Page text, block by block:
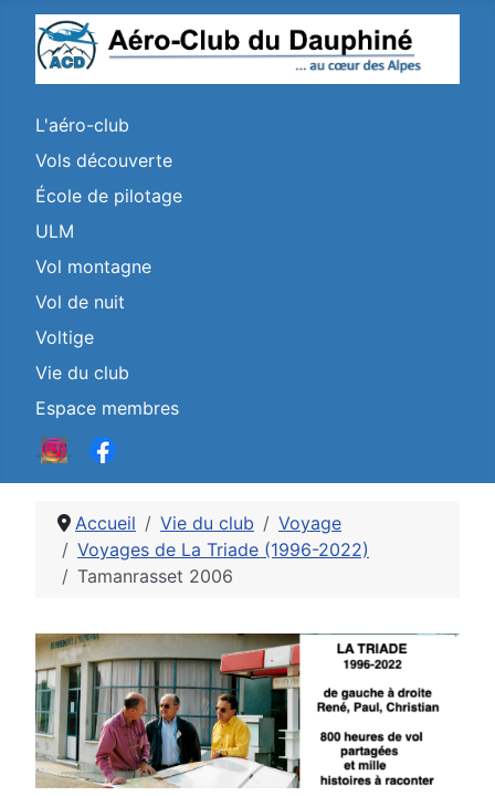
L'aéro-club
Vols découverte
École de pilotage
ULM
Vol montagne
Vol de nuit
Voltige
Vie du club
Espace membres
Accueil Vie du club
Voyage
Voyages de La Triade (1996-2022)
Tamanrasset 2006
Détails